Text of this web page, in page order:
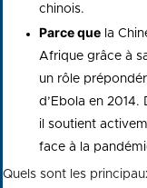
chinois.
Parce que la
Afrique grâce à
un rôle
d’Ebola en
il soutient
face à la
Quels sont les